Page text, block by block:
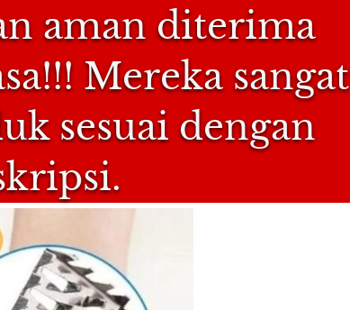
aman diterima
Mereka sangat
sesuai dengan